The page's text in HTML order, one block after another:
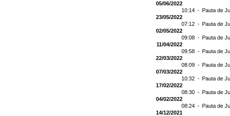
05/06/2022
10:14 - Pauta de
23/05/2022
07:12 - Pauta de
02/05/2022
09:08 - Pauta de
11/04/2022
09:58 - Pauta de
22/03/2022
08:09 - Pauta de
07/03/2022
10:32 - Pauta de
17/02/2022
08:30 - Pauta de
04/02/2022
08:24 - Pauta de
14/12/2021